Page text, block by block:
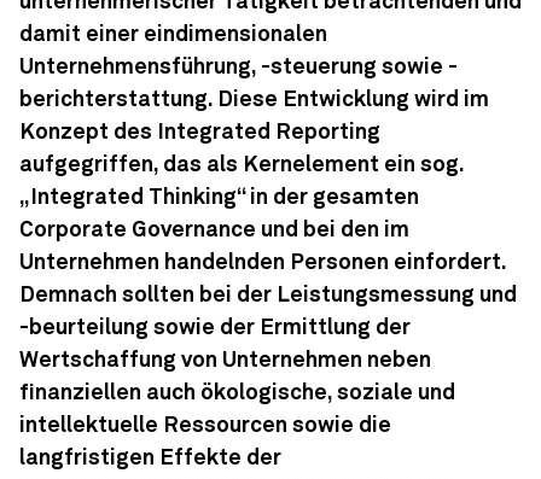
damit einer eindimensionalen
Unternehmensführung, -steuerung sowie -
berichterstattung. Diese Entwicklung wird im
Konzept des Integrated Reporting
aufgegriffen, das als Kernelement ein sog.
„Integrated Thinking“ in der gesamten
Corporate Governance und bei den im
Unternehmen handelnden Personen einfordert.
Demnach sollten bei der Leistungsmessung und
-beurteilung sowie der Ermittlung der
Wertschaffung von Unternehmen neben
finanziellen auch ökologische, soziale und
intellektuelle Ressourcen sowie die
langfristigen Effekte der